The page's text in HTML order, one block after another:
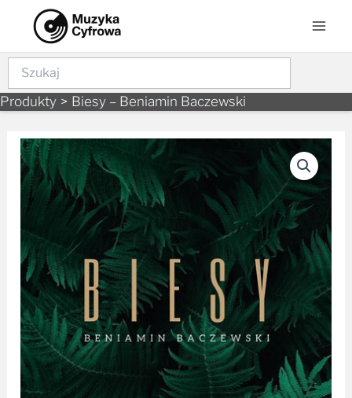
content
Szukaj
Produkty Biesy – Beniamin Baczewski